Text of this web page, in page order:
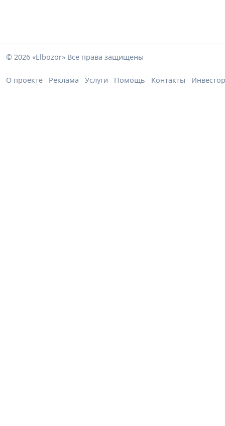
© 2026 «Elbozor» Все права защищены
О проекте Реклама Услуги Помощь Контакты